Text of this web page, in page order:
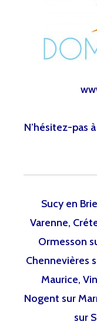
N’hésitez-pas
Sucy en
Varenne,
Ormesson
Chennevières
Maurice,
Nogent sur
sur